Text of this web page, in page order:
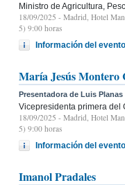
Ministro de Agricultura,
18/09/2025 - Madrid, Hotel
5) 9:00 horas
Información del evento
María Jesús Montero
Presentadora de Luis Planas
Vicepresidenta primera del
18/09/2025 - Madrid, Hotel
5) 9:00 horas
Información del evento
Imanol Pradales